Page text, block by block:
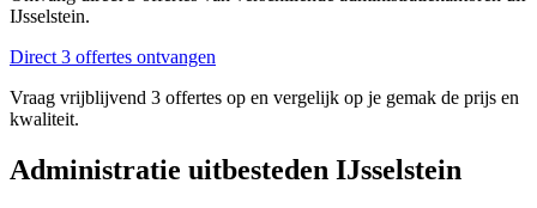
IJsselstein.
Direct 3 offertes ontvangen
Vraag vrijblijvend 3 offertes op en vergelijk op je gemak de prijs en
kwaliteit.
Administratie uitbesteden IJsselstein